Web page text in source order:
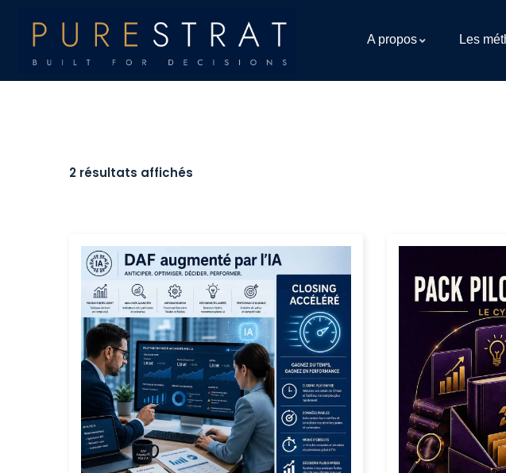
A propos Les
2 résultats affichés